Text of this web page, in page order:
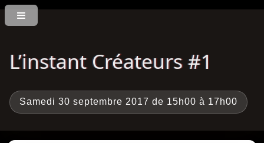
L’instant Créateurs #1
Samedi 30 septembre 2017 de 15h00 à 17h00